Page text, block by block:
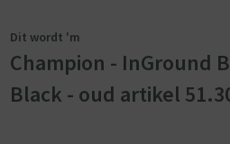
Dit wordt 'm
Champion - InGround
Black - oud artikel